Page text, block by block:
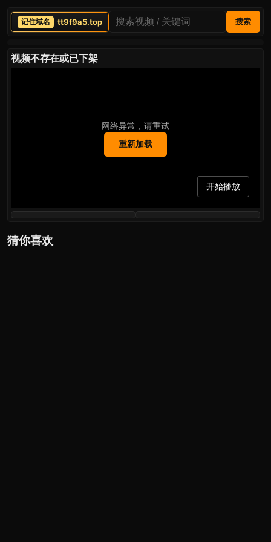
tt9f9a5.top 搜索
视频不存在或已下架
网络异常，请重试
重新加载
开始播放
猜你喜欢